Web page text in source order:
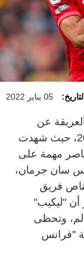
التاريخ: 05 يناير 2022
عن
اختياراتها الخاصة لأفضل فريق لعام 2021، حيث شهدت
عناصر مهمة على
سان جرمان،
فريق
أن "ليكيب"
وتحظى
"فرانس